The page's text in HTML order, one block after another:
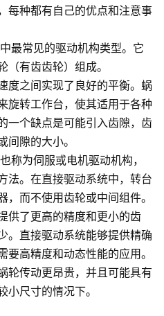
每种都有自己的优点和注意事
最常见的驱动机构类型。它
（有齿齿轮）组成。
度之间实现了良好的平衡。蜗
旋转工作台，使其适用于各种
一个缺点是可能引入齿隙，齿
间隙的大小。
称为伺服或电机驱动机构，
法。在直接驱动系统中，转台
而不使用齿轮或中间组件。
供了更高的精度和更小的齿
。直接驱动系统能够提供精确
高精度和动态性能的应用。
轮传动更昂贵，并且可能具有
小尺寸的情况下。